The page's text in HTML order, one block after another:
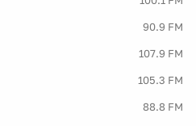
90.9 FM
107.9 FM
105.3 FM
88.8 FM